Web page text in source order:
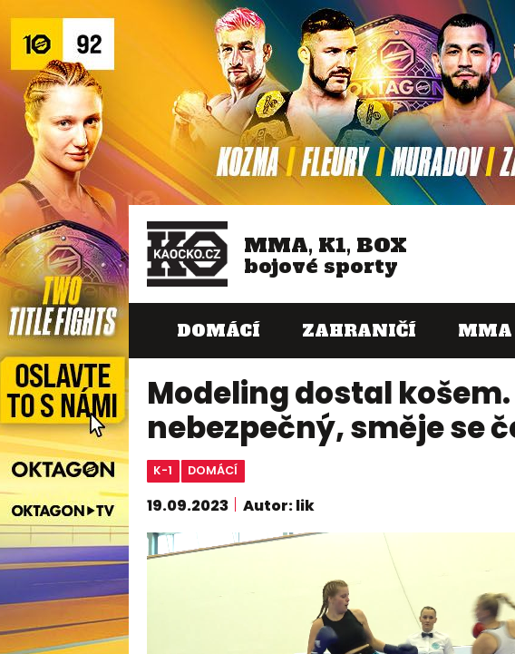
MMA, K1, BOX
bojové sporty
DOMÁCÍ ZAHRANIČÍ MMA
Modeling dostal
nebezpečný, směje se
K-1 DOMÁCÍ
19.09.2023 Autor: lik